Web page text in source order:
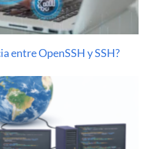
entre OpenSSH y SSH?